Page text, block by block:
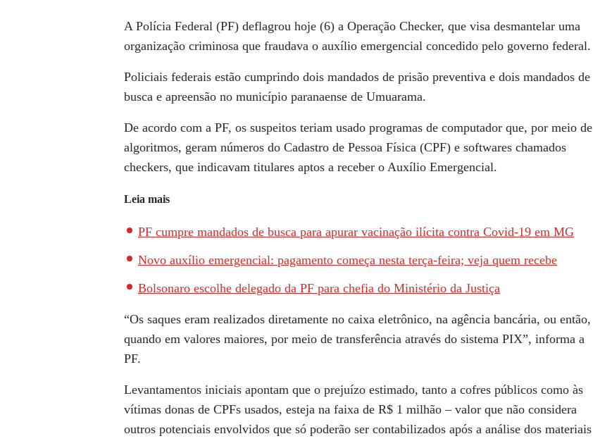
A Polícia Federal (PF) deflagrou hoje (6) a Operação Checker, que visa desmantelar uma
organização criminosa que fraudava o auxílio emergencial concedido pelo governo federal.
Policiais federais estão cumprindo dois mandados de prisão preventiva e dois mandados de
busca e apreensão no município paranaense de Umuarama.
De acordo com a PF, os suspeitos teriam usado programas de computador que, por meio de
algoritmos, geram números do Cadastro de Pessoa Física (CPF) e softwares chamados
checkers, que indicavam titulares aptos a receber o Auxílio Emergencial.
Leia mais
PF cumpre mandados de busca para apurar vacinação ilícita contra Covid-19 em MG
Novo auxílio emergencial: pagamento começa nesta terça-feira; veja quem recebe
Bolsonaro escolhe delegado da PF para chefia do Ministério da Justiça
“Os saques eram realizados diretamente no caixa eletrônico, na agência bancária, ou então,
quando em valores maiores, por meio de transferência através do sistema PIX”, informa a
PF.
Levantamentos iniciais apontam que o prejuízo estimado, tanto a cofres públicos como às
vítimas donas de CPFs usados, esteja na faixa de R$ 1 milhão – valor que não considera
outros potenciais envolvidos que só poderão ser contabilizados após a análise dos materiais